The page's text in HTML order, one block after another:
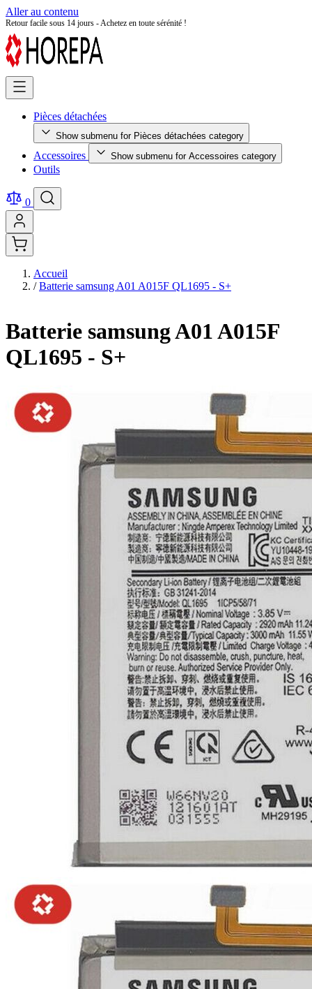
Aller au contenu
Retour facile sous 14 jours - Achetez en toute sérénité !
Pièces détachées
Show submenu for Pièces détachées category
Accessoires Show submenu for Accessoires category
Outils
0
Accueil
/ Batterie samsung A01 A015F QL1695 - S+
Batterie samsung A01 A015F
QL1695 - S+